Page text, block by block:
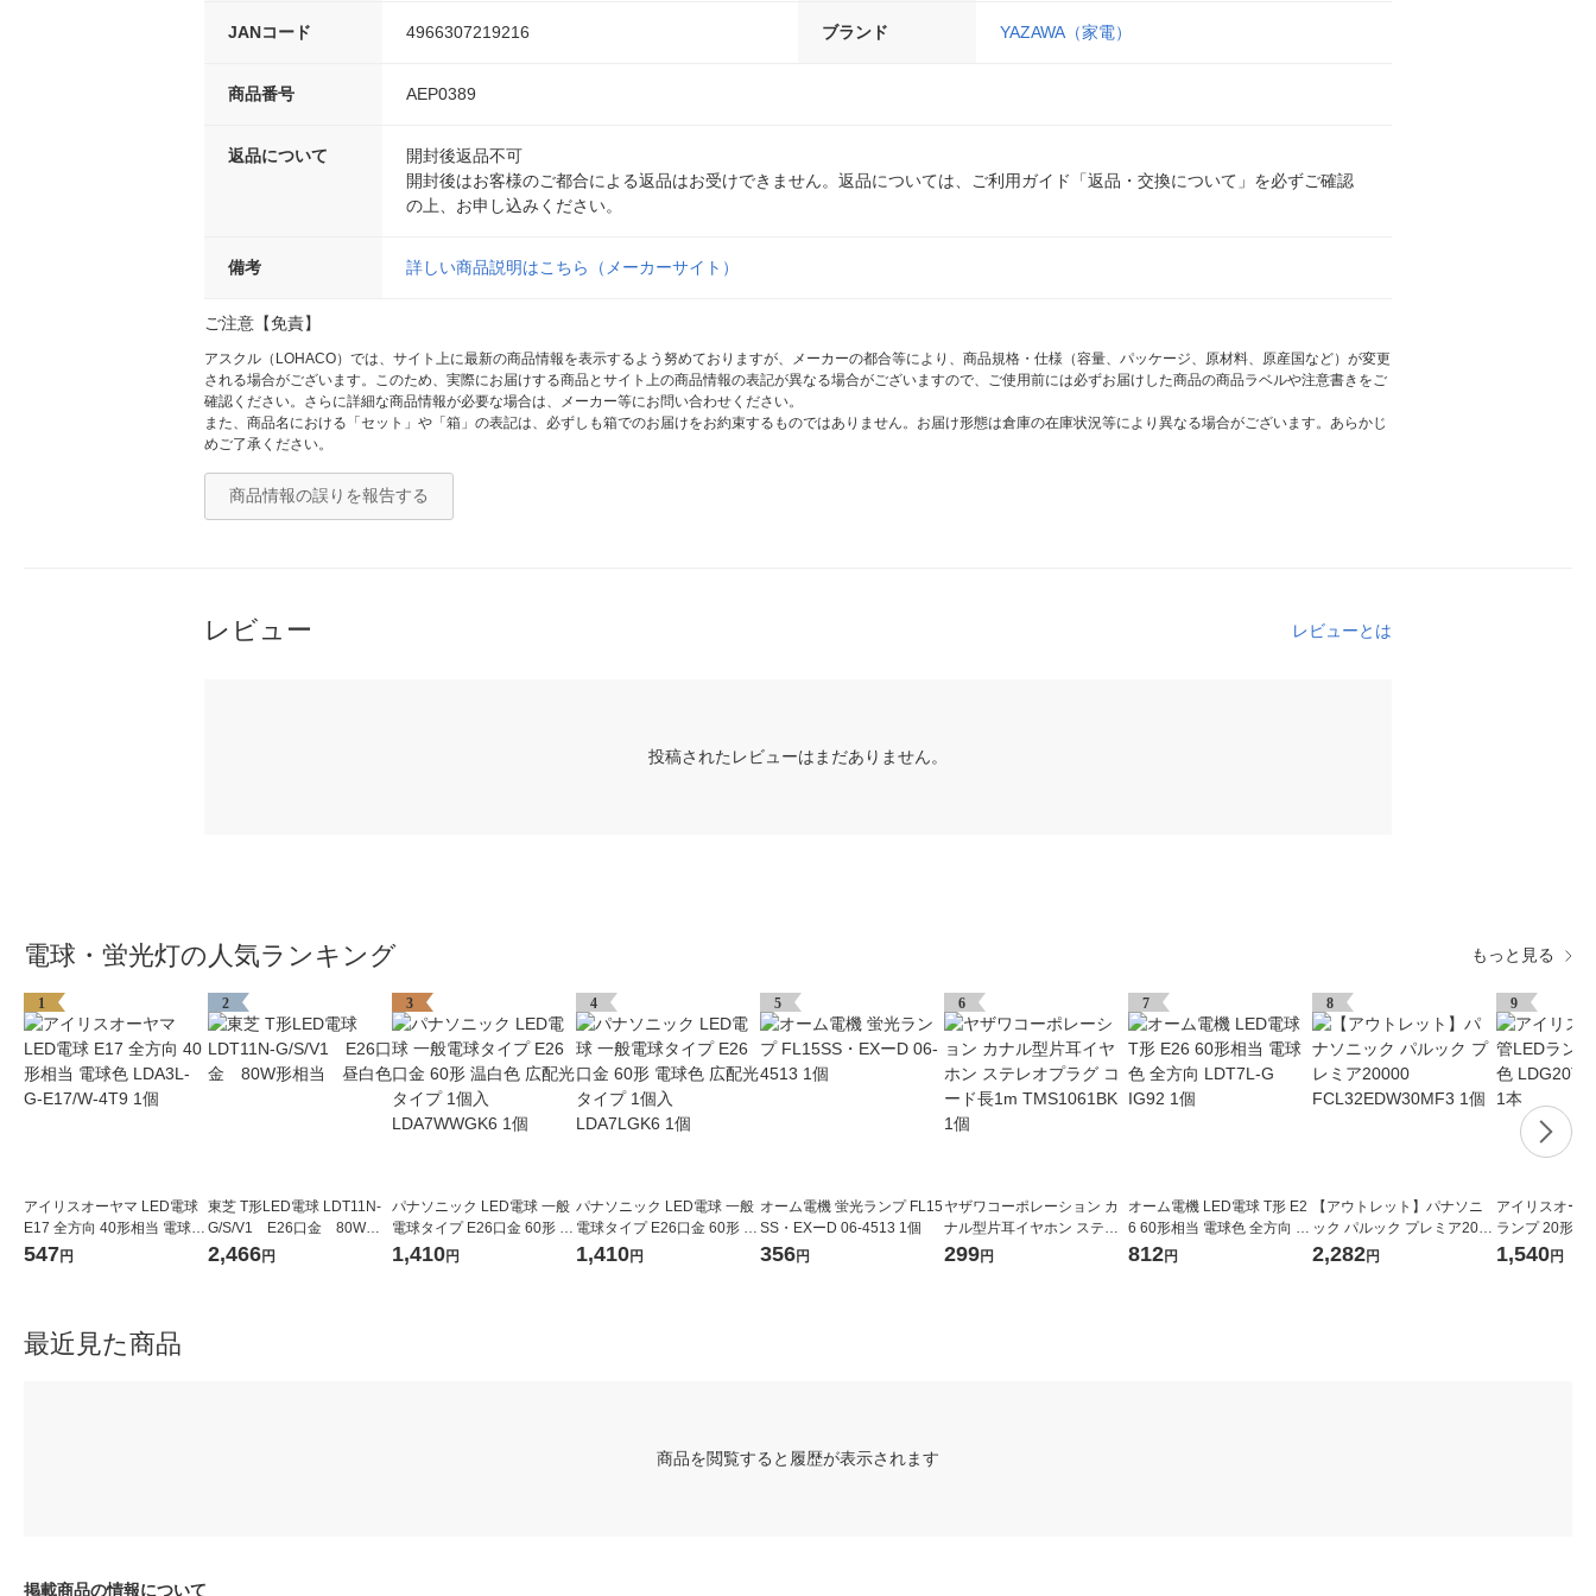
JANコード 4966307219216 ブランド YAZAWA（家電）
商品番号 AEP0389
返品について
開封後返品不可
開封後はお客様のご都合による返品はお受けできません。返品については、ご利用ガイド「返品・交換について」を必ずご確認
の上、お申し込みください。
備考 詳しい商品説明はこちら（メーカーサイト）
ご注意【免責】
アスクル（LOHACO）では、サイト上に最新の商品情報を表示するよう努めておりますが、メーカーの都合等により、商品規格・仕様（容量、パッケージ、原材料、原産国など）が変更
される場合がございます。このため、実際にお届けする商品とサイト上の商品情報の表記が異なる場合がございますので、ご使用前には必ずお届けした商品の商品ラベルや注意書きをご
確認ください。さらに詳細な商品情報が必要な場合は、メーカー等にお問い合わせください。
また、商品名における「セット」や「箱」の表記は、必ずしも箱でのお届けをお約束するものではありません。お届け形態は倉庫の在庫状況等により異なる場合がございます。あらかじ
めご了承ください。
商品情報の誤りを報告する
レビュー レビューとは
投稿されたレビューはまだありません。
電球・蛍光灯の人気ランキング もっと見る
1
アイリスオーヤマ LED電球
E17 全方向 40形相当 電球色
LDA3L-G-E17/W-4T9 1個
547円
2
東芝 T形LED電球 LDT11N-
G/S/V1 E26口金 80W形
相当 昼白色
2,466円
3
パナソニック LED電球 一般
電球タイプ E26口金 60形 温
白色 広配光タイプ 1個入 LD
1,410円
4
パナソニック LED電球 一般
電球タイプ E26口金 60形 電
球色 広配光タイプ 1個入 LD
1,410円
5
オーム電機 蛍光ランプ FL15
SS・EXーD 06-4513 1個
356円
6
ヤザワコーポレーション カ
ナル型片耳イヤホン ステレ
オプラグ コード長1m TMS1
299円
7
オーム電機 LED電球 T形 E2
6 60形相当 電球色 全方向 L
DT7L-G IG92 1個
812円
8
【アウトレット】パナソニ
ック パルック プレミア2000
0 FCL32EDW30MF3 1個
2,282円
9
アイリスオー
ランプ 20形
T・D・9/10E
1,540円
最近見た商品
商品を閲覧すると履歴が表示されます
掲載商品の情報について